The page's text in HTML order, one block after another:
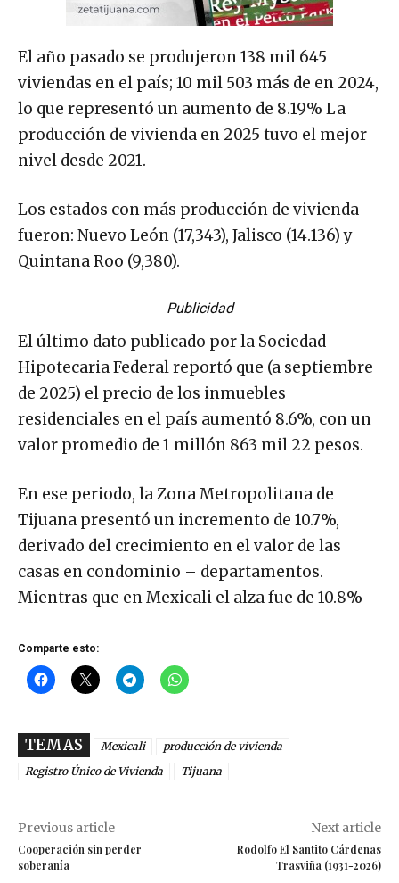
El año pasado se produjeron 138 mil 645
viviendas en el país; 10 mil 503 más de en 2024,
lo que representó un aumento de 8.19% La
producción de vivienda en 2025 tuvo el mejor
nivel desde 2021.
Los estados con más producción de vivienda
fueron: Nuevo León (17,343), Jalisco (14.136) y
Quintana Roo (9,380).
Publicidad
El último dato publicado por la Sociedad
Hipotecaria Federal reportó que (a septiembre
de 2025) el precio de los inmuebles
residenciales en el país aumentó 8.6%, con un
valor promedio de 1 millón 863 mil 22 pesos.
En ese periodo, la Zona Metropolitana de
Tijuana presentó un incremento de 10.7%,
derivado del crecimiento en el valor de las
casas en condominio – departamentos.
Mientras que en Mexicali el alza fue de 10.8%
Comparte esto:
TEMAS Mexicali
producción de vivienda
Registro Único de Vivienda
Tijuana
Previous article
Cooperación sin perder
soberanía
Next article
Rodolfo El Santito Cárdenas
Trasviña (1931-2026)